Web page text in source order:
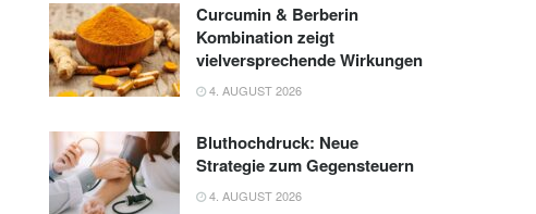
Curcumin & Berberin
Kombination zeigt
vielversprechende Wirkungen
4. AUGUST 2026
Bluthochdruck: Neue
Strategie zum Gegensteuern
4. AUGUST 2026